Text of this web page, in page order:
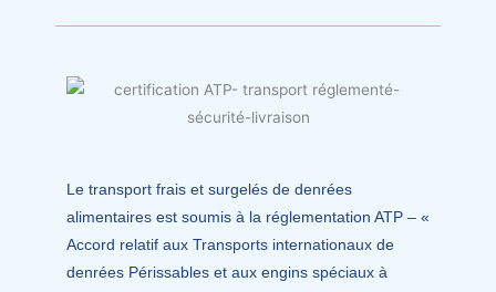
Le transport frais et surgelés de denrées
alimentaires est soumis à la réglementation ATP – «
Accord relatif aux Transports internationaux de
denrées Périssables et aux engins spéciaux à